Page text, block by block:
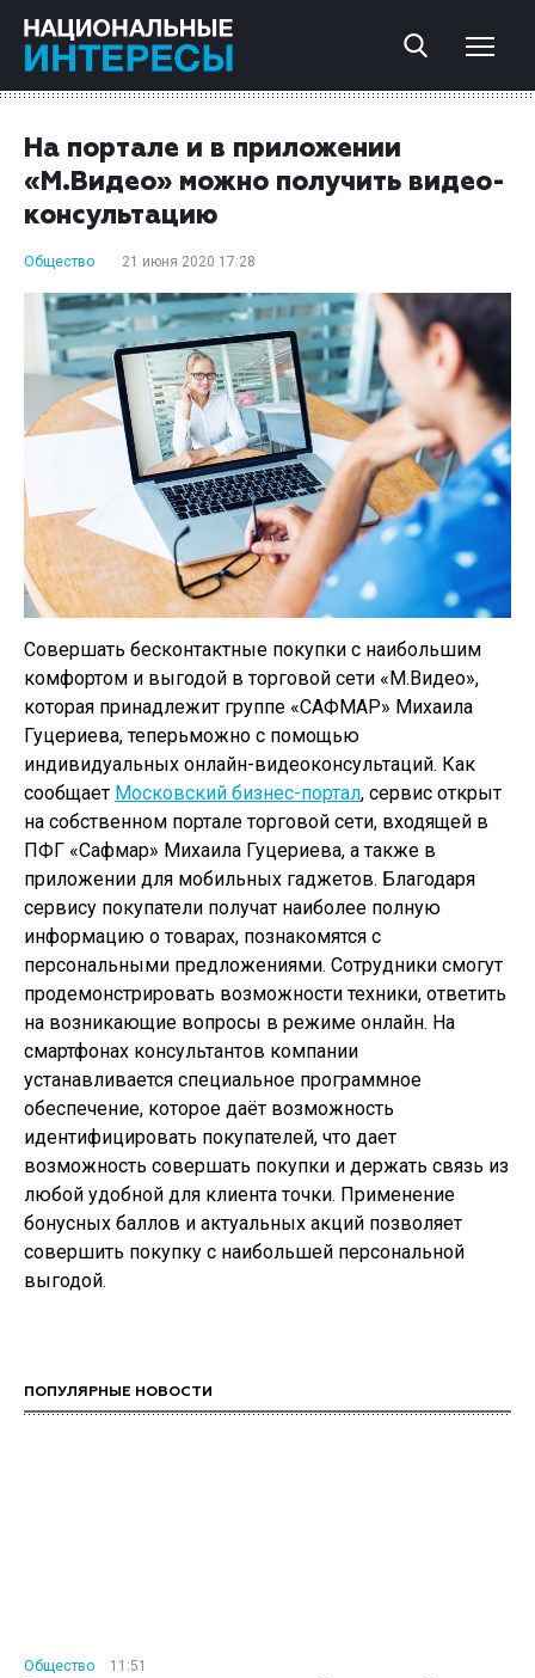
На портале и в приложении
«М.Видео» можно получить видео-
консультацию
Общество 21 июня 2020 17:28
Совершать бесконтактные покупки с наибольшим
комфортом и выгодой в торговой сети «М.Видео»,
которая принадлежит группе «САФМАР» Михаила
Гуцериева, теперьможно с помощью
индивидуальных онлайн-видеоконсультаций. Как
сообщает Московский бизнес-портал, сервис открыт
на собственном портале торговой сети, входящей в
ПФГ «Сафмар» Михаила Гуцериева, а также в
приложении для мобильных гаджетов. Благодаря
сервису покупатели получат наиболее полную
информацию о товарах, познакомятся с
персональными предложениями. Сотрудники смогут
продемонстрировать возможности техники, ответить
на возникающие вопросы в режиме онлайн. На
смартфонах консультантов компании
устанавливается специальное программное
обеспечение, которое даёт возможность
идентифицировать покупателей, что дает
возможность совершать покупки и держать связь из
любой удобной для клиента точки. Применение
бонусных баллов и актуальных акций позволяет
совершить покупку с наибольшей персональной
выгодой.
ПОПУЛЯРНЫЕ НОВОСТИ
Общество
11:51